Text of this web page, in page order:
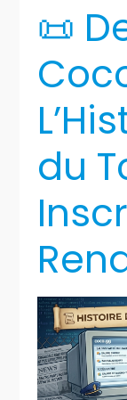
📜
du